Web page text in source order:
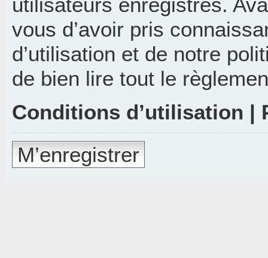
utilisateurs enregistrés.
vous d’avoir pris
d’utilisation et de notre
de bien lire tout le
Conditions d’utilisation |
M’enregistrer